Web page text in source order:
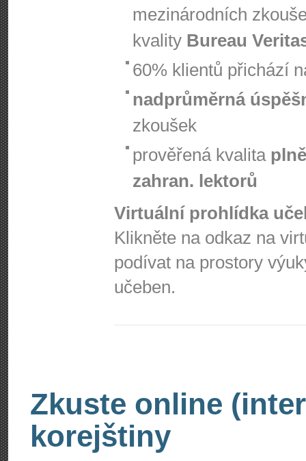
mezinárodních
kvality Bureau
60% klientů přichází
nadprůměrná
zkoušek
prověřená kvalita
zahran. lektorů
Virtuální prohlídka
Klikněte na odkaz na
podívat na prostory
učeben.
Zkuste online
korejštiny